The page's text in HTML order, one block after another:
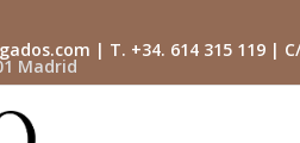
| T. +34. 614 315 119 |
Madrid